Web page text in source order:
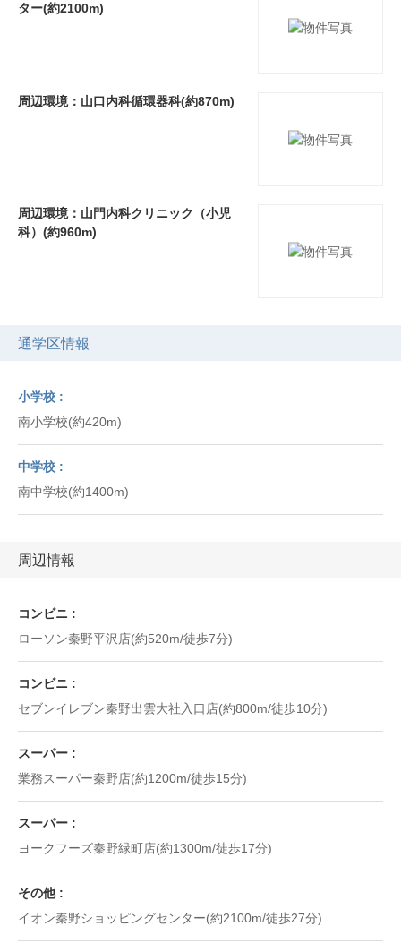
ター(約2100m)
周辺環境：山口内科循環器科(約870m)
周辺環境：山門内科クリニック（小児
科）(約960m)
通学区情報
小学校
南小学校(約420m)
中学校
南中学校(約1400m)
周辺情報
コンビニ
ローソン秦野平沢店(約520m/徒歩7分)
コンビニ
セブンイレブン秦野出雲大社入口店(約800m/徒歩10分)
スーパー
業務スーパー秦野店(約1200m/徒歩15分)
スーパー
ヨークフーズ秦野緑町店(約1300m/徒歩17分)
その他
イオン秦野ショッピングセンター(約2100m/徒歩27分)